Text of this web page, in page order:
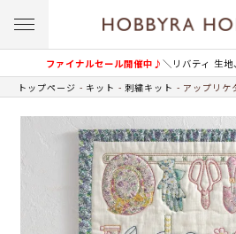
ファイナルセール開催中♪＼リバティ 生
トップページ キット 刺繍キット アップリケ